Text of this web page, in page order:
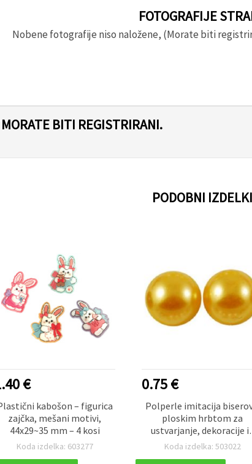
FOTOGRAFIJE
Nobene fotografije niso naložene, (Morate biti
BITI REGISTRIRANI.
PODOBNI IZDELKI
€
kabošon – figurica
zajčka, mešani motivi,
44x29~35 mm – 4 kosi
Koda izdelka: 603277
0.75 €
Polperle imitacija
ploskim hrbtom za
ustvarjanje, dekoracije
oblačilne dodatke, 8 x 4
Koda izdelka: 503022